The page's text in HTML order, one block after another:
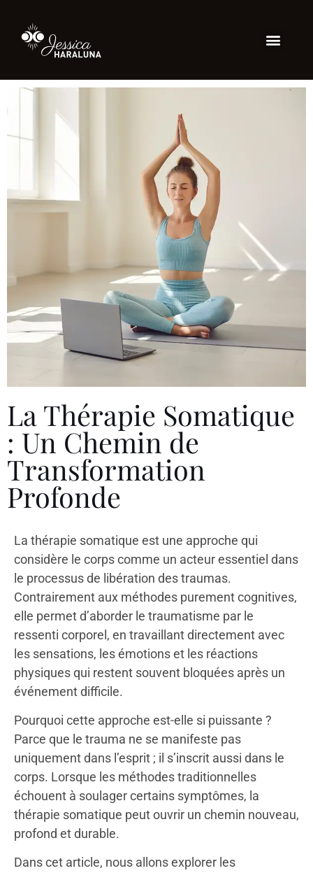
La Thérapie Somatique
: Un Chemin de
Transformation
Profonde
La thérapie somatique est une approche qui
considère le corps comme un acteur essentiel dans
le processus de libération des traumas.
Contrairement aux méthodes purement cognitives,
elle permet d’aborder le traumatisme par le
ressenti corporel, en travaillant directement avec
les sensations, les émotions et les réactions
physiques qui restent souvent bloquées après un
événement difficile.
Pourquoi cette approche est-elle si puissante ?
Parce que le trauma ne se manifeste pas
uniquement dans l’esprit ; il s’inscrit aussi dans le
corps. Lorsque les méthodes traditionnelles
échouent à soulager certains symptômes, la
thérapie somatique peut ouvrir un chemin nouveau,
profond et durable.
Dans cet article, nous allons explorer les